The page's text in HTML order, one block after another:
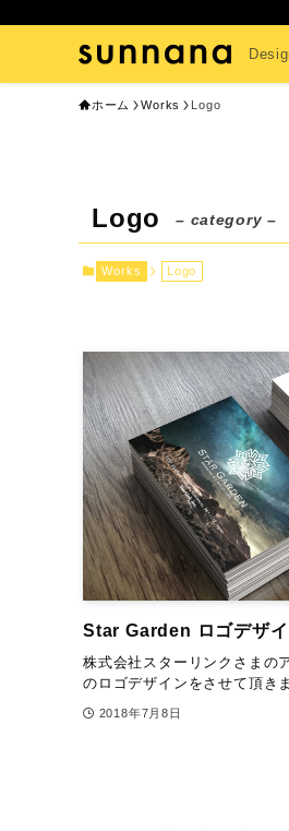
ホーム Works Logo
Logo – category –
Works Logo
Star Garden ロゴデザ
株式会社スターリンクさまの
のロゴデザインをさせて頂き
2018年7月8日